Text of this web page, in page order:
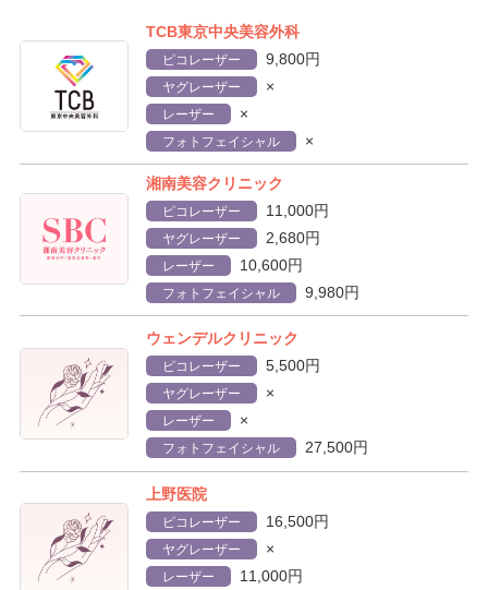
TCB東京中央美容外科
ピコレーザー 9,800円
ヤグレーザー ×
レーザー ×
フォトフェイシャル ×
湘南美容クリニック
ピコレーザー 11,000円
ヤグレーザー 2,680円
レーザー 10,600円
フォトフェイシャル 9,980円
ウェンデルクリニック
ピコレーザー 5,500円
ヤグレーザー ×
レーザー ×
フォトフェイシャル 27,500円
上野医院
ピコレーザー 16,500円
ヤグレーザー ×
レーザー 11,000円